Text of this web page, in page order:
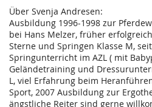
Über Svenja Andresen:
Ausbildung 1996-1998 zur
bei Hans Melzer, früher
Sterne und Springen Klasse M,
Springunterricht im AZL ( mit
Geländetraining und
L, viel Erfahrung beim
Sport, 2007 Ausbildung zur
ängstliche Reiter sind gerne